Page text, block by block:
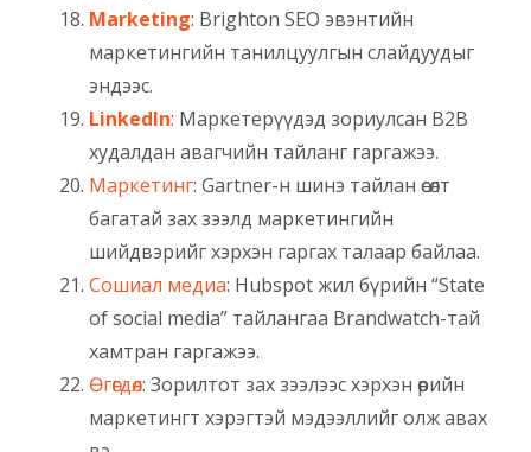
Marketing: Brighton SEO эвэнтийн
маркетингийн танилцуулгын слайдуудыг
эндээс.
LinkedIn: Маркетерүүдэд зориулсан B2B
худалдан авагчийн тайланг гаргажээ.
Маркетинг: Gartner-н шинэ тайлан өсөлт
багатай зах зээлд маркетингийн
шийдвэрийг хэрхэн гаргах талаар байлаа.
Сошиал медиа: Hubspot жил бүрийн “State
of social media” тайлангаа Brandwatch-тай
хамтран гаргажээ.
Өгөгдөл: Зорилтот зах зээлээс хэрхэн өөрийн
маркетингт хэрэгтэй мэдээллийг олж авах